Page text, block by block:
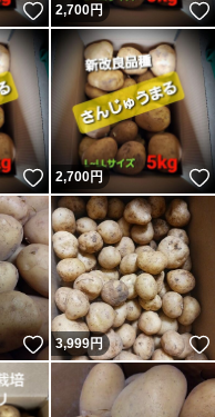
いいね！
2,700円
いいね！
2,700円
いいね！
3,999円